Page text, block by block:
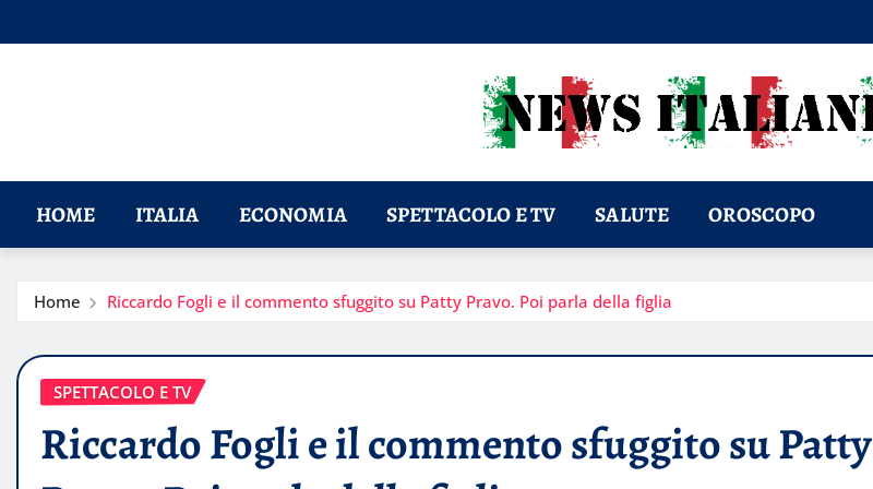
to
HOME ITALIA ECONOMIA SPETTACOLO E TV SALUTE OROSCOPO
Home Riccardo Fogli e il commento sfuggito su Patty Pravo. Poi parla della figlia
SPETTACOLO E TV
Riccardo Fogli e il commento sfuggito su Patty